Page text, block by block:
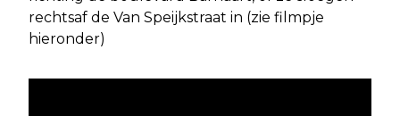
rechtsaf de Van Speijkstraat in (zie filmpje
hieronder)